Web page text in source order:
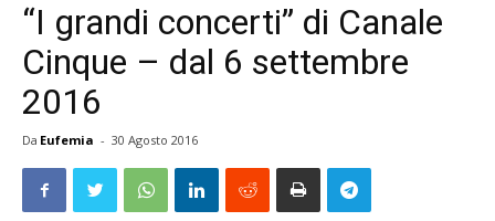
“I grandi concerti” di Canale
Cinque – dal 6 settembre
2016
Da Eufemia - 30 Agosto 2016